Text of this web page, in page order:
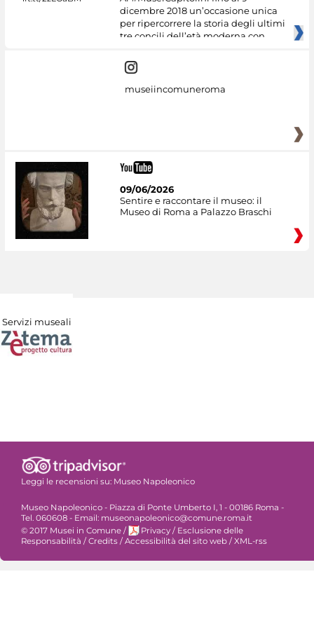
dicembre 2018 un’occasione unica
per ripercorrere la storia degli ultimi
tre concili dell’età moderna con
museiincomuneroma
09/06/2026
Sentire e raccontare il museo: il
Museo di Roma a Palazzo Braschi
Servizi museali
Leggi le recensioni su: Museo Napoleonico
Museo Napoleonico - Piazza di Ponte Umberto I, 1 - 00186 Roma -
Tel. 060608 - Email: museonapoleonico@comune.roma.it
© 2017 Musei in Comune / Privacy / Esclusione delle
Responsabilità / Credits / Accessibilità del sito web / XML-rss